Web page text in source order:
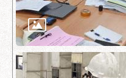
台
北
服
務
通